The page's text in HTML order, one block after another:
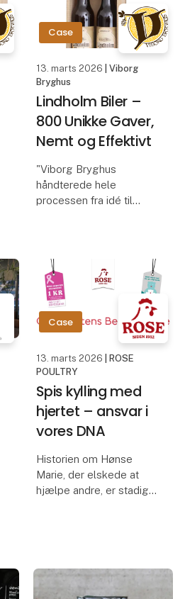
Case
13. marts 2026
| Viborg
Bryghus
Lindholm Biler –
800 Unikke Gaver,
Nemt og Effektivt
"Viborg Bryghus
håndterede hele
processen fra idé til
kvalitet i gaverne
afspejler den oplevelse,
vi ønsker at give – og
det hele blev k
Case
13. marts 2026
| ROSE
POULTRY
Spis kylling med
hjertet – ansvar i
vores DNA
Historien om Hønse
Marie, der elskede at
hjælpe andre, er stadig
samarbejder, hvor vi kan